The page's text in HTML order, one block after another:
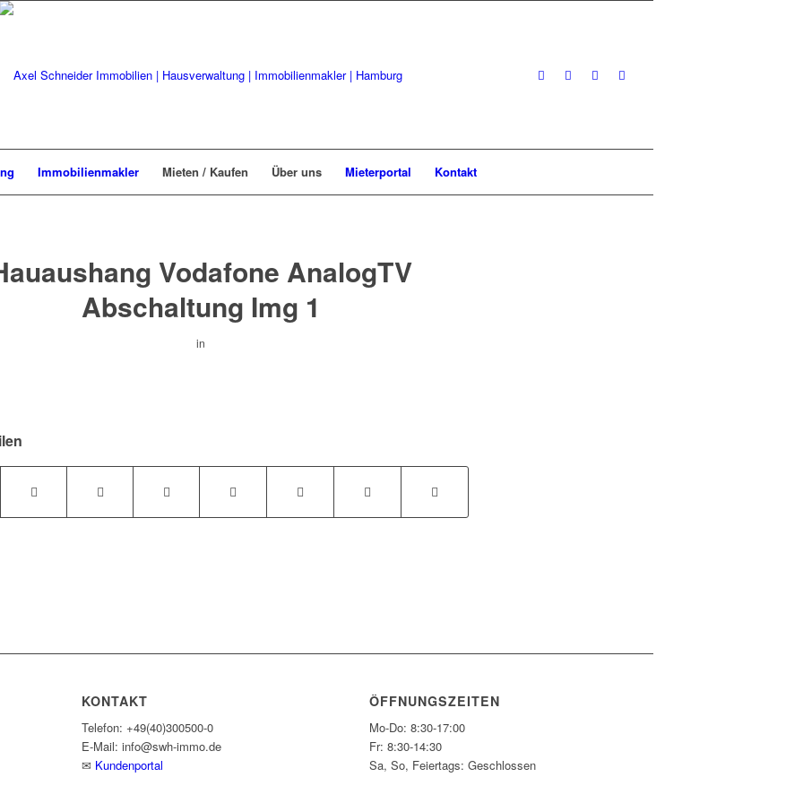
Immobilienmakler Mieten / Kaufen Über uns Mieterportal Kontakt
Vodafone AnalogTV
Abschaltung Img 1
in
KONTAKT
Telefon: +49(40)300500-0
E-Mail: info@swh-immo.de
✉ Kundenportal
ÖFFNUNGSZEITEN
Mo-Do: 8:30-17:00
Fr: 8:30-14:30
Sa, So, Feiertags: Geschlossen